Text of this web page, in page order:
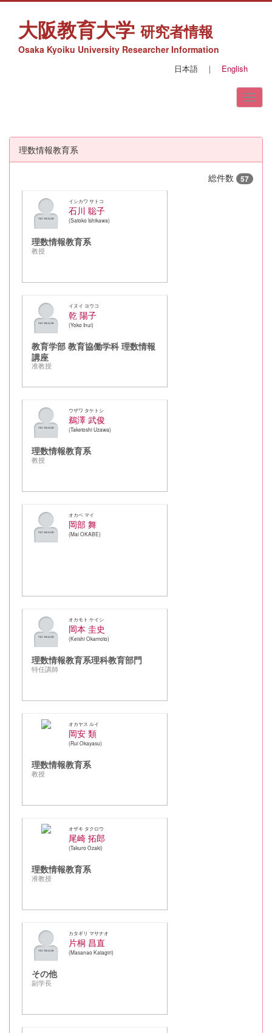
大阪教育大学 研究者情報
Osaka Kyoiku University Researcher Information
日本語 ｜ English
理数情報教育系
総件数 57
イシカワ サトコ
石川 聡子
Satoko Ishikawa
理数情報教育系
教授
イヌイ ヨウコ
乾 陽子
Yoko Inui
教育学部 教育協働学科 理数情報
講座
准教授
ウザワ タケトシ
鵜澤 武俊
Taketoshi Uzawa
理数情報教育系
教授
オカベ マイ
岡部 舞
Mai OKABE
オカモト ケイシ
岡本 圭史
Keishi Okamoto
理数情報教育系理科教育部門
特任講師
オカヤス ルイ
岡安 類
Rui Okayasu
理数情報教育系
教授
オザキ タクロウ
尾崎 拓郎
Takuro Ozaki
理数情報教育系
准教授
カタギリ マサナオ
片桐 昌直
Masanao Katagiri
その他
副学長